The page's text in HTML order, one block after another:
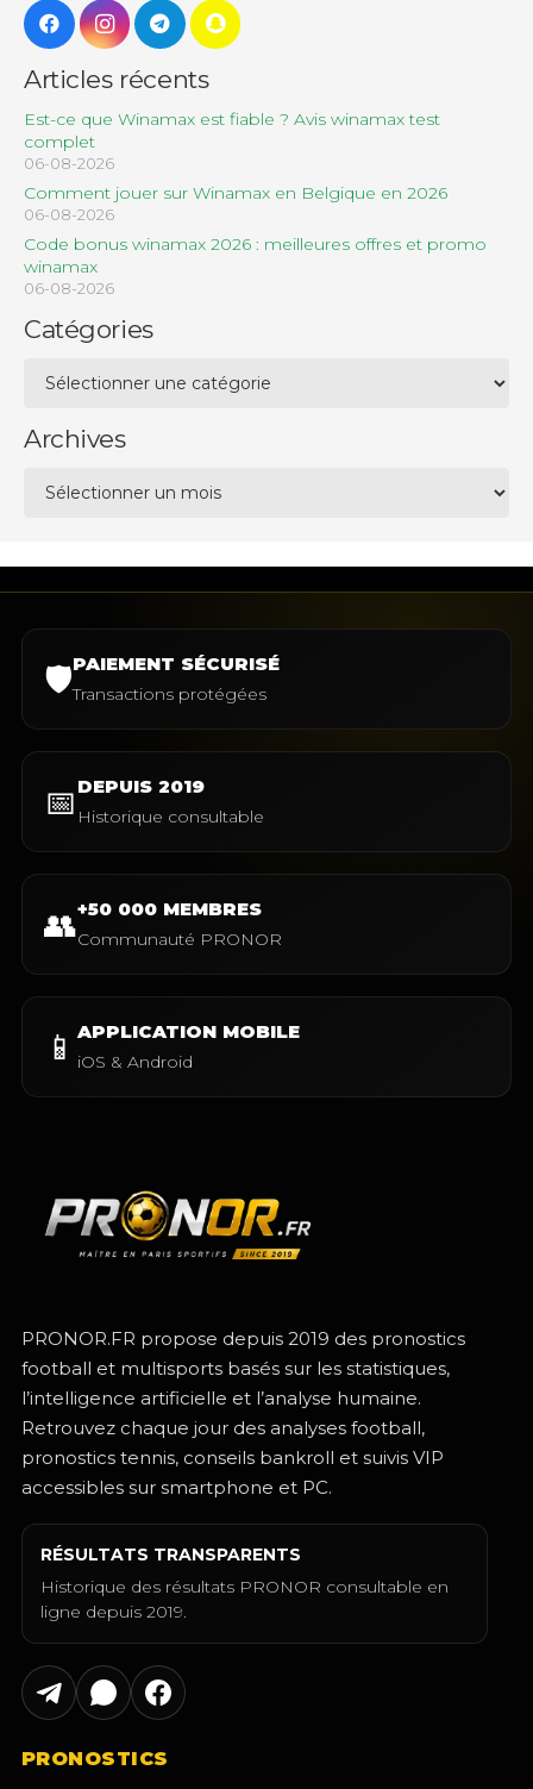
Articles récents
Est-ce que Winamax est fiable ? Avis winamax test
complet
06-08-2026
Comment jouer sur Winamax en Belgique en 2026
06-08-2026
Code bonus winamax 2026 : meilleures offres et promo
winamax
06-08-2026
Catégories
Archives
🛡️PAIEMENT SÉCURISÉ
Transactions protégées
📅 DEPUIS 2019
Historique consultable
👥+50 000 MEMBRES
Communauté PRONOR
📱 APPLICATION MOBILE
iOS & Android
PRONOR.FR propose depuis 2019 des pronostics
football et multisports basés sur les statistiques,
l’intelligence artificielle et l’analyse humaine.
Retrouvez chaque jour des analyses football,
pronostics tennis, conseils bankroll et suivis VIP
accessibles sur smartphone et PC.
RÉSULTATS TRANSPARENTS
Historique des résultats PRONOR consultable en
ligne depuis 2019.
PRONOSTICS